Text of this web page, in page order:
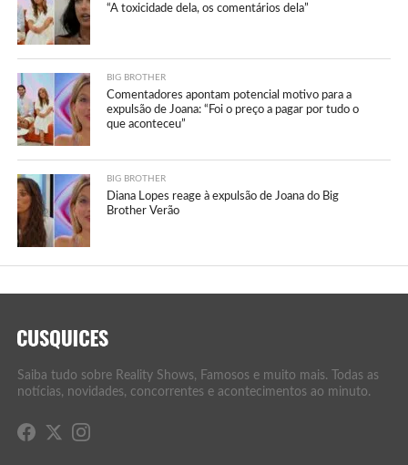
“A toxicidade dela, os comentários dela”
BIG BROTHER
Comentadores apontam potencial motivo para a
expulsão de Joana: “Foi o preço a pagar por tudo o
que aconteceu”
BIG BROTHER
Diana Lopes reage à expulsão de Joana do Big
Brother Verão
Saiba tudo sobre Reality Shows, Famosos e muito mais. Todas as
notícias, novidades, concorrentes e acontecimentos ao minuto.